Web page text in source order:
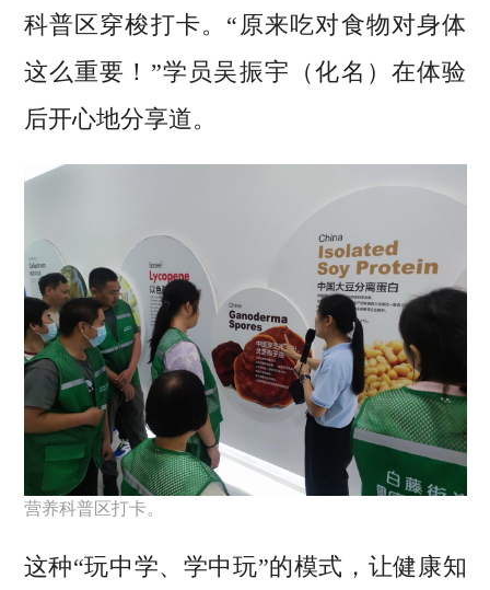
科普区穿梭打卡。“原来吃对食物对身体
这么重要！”学员吴振宇（化名）在体验
后开心地分享道。
营养科普区打卡。
这种“玩中学、学中玩”的模式，让健康知